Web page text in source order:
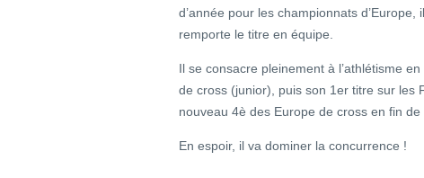
d’année pour les championnats
remporte le titre en équipe.
Il se consacre pleinement à l’athlétisme
de cross (junior), puis son 1er titre sur les
nouveau 4è des Europe de cross en fin
En espoir, il va dominer la concurrence !